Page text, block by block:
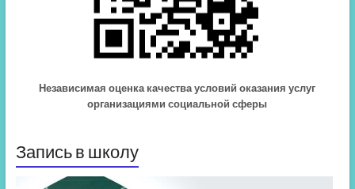
Независимая оценка качества условий оказания услуг
организациями социальной сферы
Запись в школу